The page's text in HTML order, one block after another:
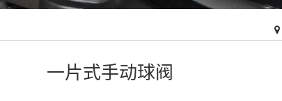
一片式手动球阀